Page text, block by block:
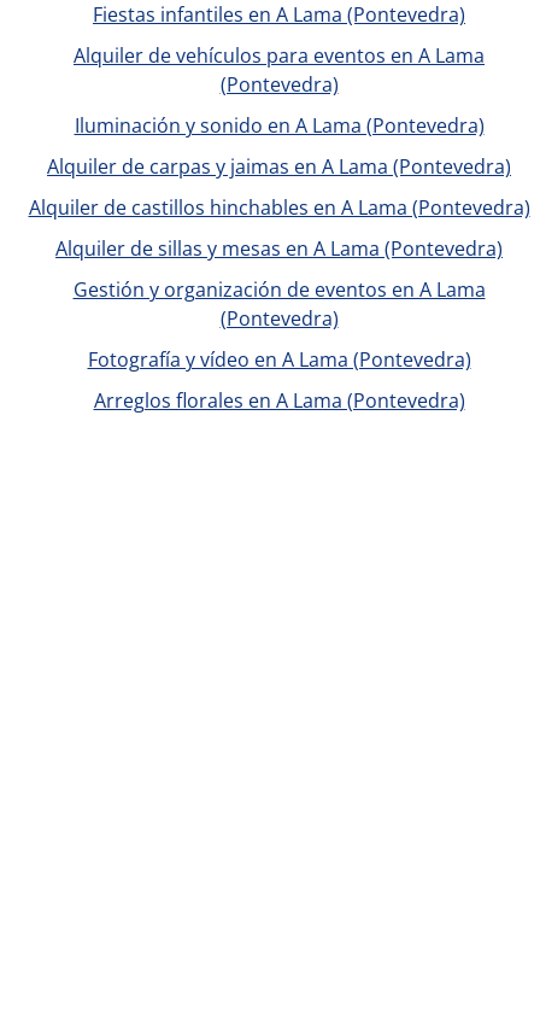
Fiestas infantiles en A Lama (Pontevedra)
Alquiler de vehículos para eventos en A Lama
(Pontevedra)
Iluminación y sonido en A Lama (Pontevedra)
Alquiler de carpas y jaimas en A Lama (Pontevedra)
Alquiler de castillos hinchables en A Lama (Pontevedra)
Alquiler de sillas y mesas en A Lama (Pontevedra)
Gestión y organización de eventos en A Lama
(Pontevedra)
Fotografía y vídeo en A Lama (Pontevedra)
Arreglos florales en A Lama (Pontevedra)